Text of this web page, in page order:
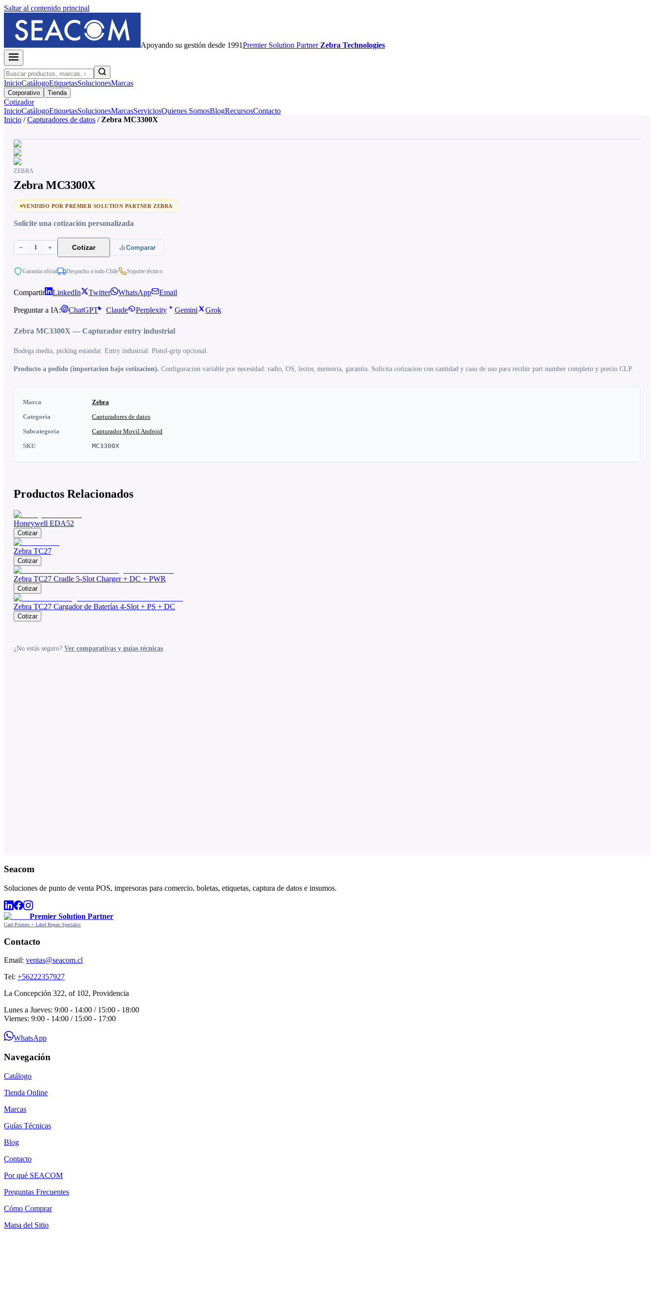
Saltar al contenido principal
Apoyando su gestión desde 1991PremierSolution Partner Zebra Technologies
InicioCatálogoEtiquetasSolucionesMarcas
Corporativo Tienda
Cotizador
InicioCatálogoEtiquetasSolucionesMarcasServiciosQuienes SomosBlogRecursosContacto
Inicio / Capturadores de datos / Zebra MC3300X
ZEBRA
Zebra MC3300X
VENDIDO POR PREMIER SOLUTION PARTNER ZEBRA
Solicite una cotización personalizada
− 1 + Cotizar Comparar
Garantía oficial Despacho a todo Chile Soporte técnico
Compartir LinkedIn Twitter WhatsApp Email
Preguntar a IA: ChatGPT Claude Perplexity Gemini Grok
Zebra MC3300X — Capturador entry industrial
Bodega media, picking estandar. Entry industrial. Pistol-grip opcional.
Producto a pedido (importacion bajo cotizacion). Configuracion variable por necesidad: radio, OS, lector, memoria, garantia. Solicita cotizacion con cantidad y caso de uso para recibir part number completo y precio CLP.
Marca
Zebra
Categoria
Capturadores de datos
Subcategoria
Capturador Movil Android
SKU
MC3300X
Productos Relacionados
Honeywell EDA52
Cotizar
Zebra TC27
Cotizar
Zebra TC27 Cradle 5-Slot Charger + DC + PWR
Cotizar
Zebra TC27 Cargador de Baterías 4-Slot + PS + DC
Cotizar
¿No estás seguro? Ver comparativas y guías técnicas
Seacom
Soluciones de punto de venta POS, impresoras para comercio, boletas, etiquetas, captura de datos e insumos.
Premier Solution Partner
Card Printers + Label Repair Specialist
Contacto
Email: ventas@seacom.cl
Tel: +56222357927
La Concepción 322, of 102, Providencia
Lunes a Jueves: 9:00 - 14:00 / 15:00 - 18:00
Viernes: 9:00 - 14:00 / 15:00 - 17:00
WhatsApp
Navegación
Catálogo
Tienda Online
Marcas
Guías Técnicas
Blog
Contacto
Por qué SEACOM
Preguntas Frecuentes
Cómo Comprar
Mapa del Sitio